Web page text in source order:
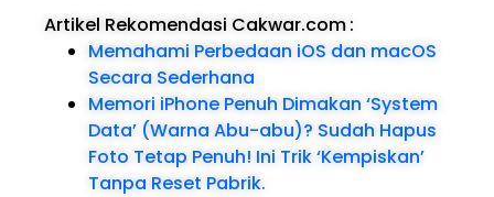
Artikel Rekomendasi Cakwar.com:
Memahami Perbedaan iOS dan macOS
Secara Sederhana
Memori iPhone Penuh Dimakan ‘System
Data’ (Warna Abu-abu)? Sudah Hapus
Foto Tetap Penuh! Ini Trik ‘Kempiskan’
Tanpa Reset Pabrik.